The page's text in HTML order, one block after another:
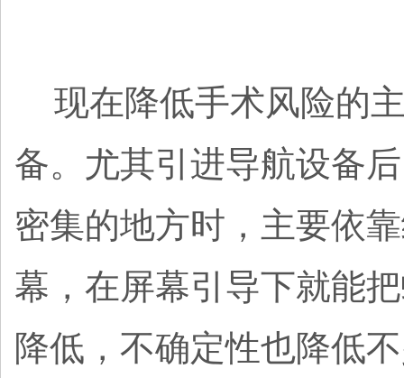
现在降低手术风险的
备。尤其引进导航设备
密集的地方时，主要依
幕，在屏幕引导下就能
降低，不确定性也降低